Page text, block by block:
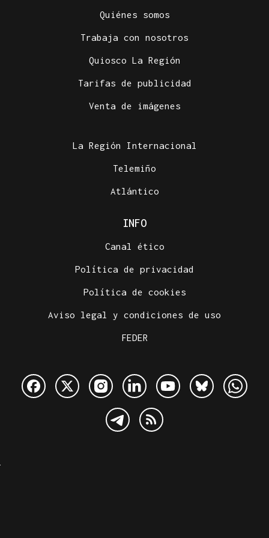
Quiénes somos
Trabaja con nosotros
Quiosco La Región
Tarifas de publicidad
Venta de imágenes
La Región Internacional
Telemiño
Atlántico
INFO
Canal ético
Política de privacidad
Política de cookies
Aviso legal y condiciones de uso
FEDER